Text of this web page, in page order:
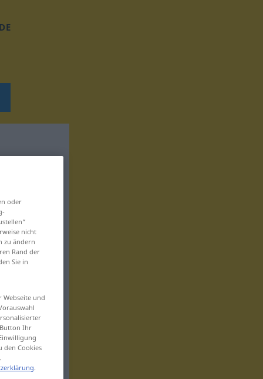
oder
nicht
zu ändern
Rand der
Sie in
und
Ihr
den Cookies
.